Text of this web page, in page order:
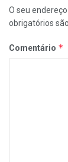
O seu
obrigatórios
Comentário *